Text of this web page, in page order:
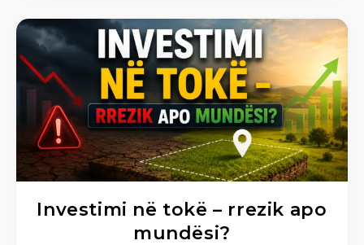
Investimi në tokë – rrezik apo
mundësi?